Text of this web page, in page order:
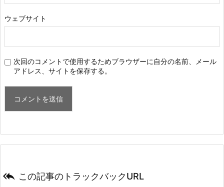
ウェブサイト
次回のコメントで使用するためブラウザーに自分の名前、メール
アドレス、サイトを保存する。
 この記事のトラックバックURL